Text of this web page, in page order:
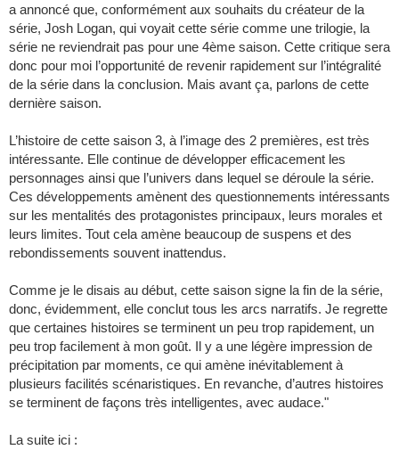
a annoncé que, conformément aux souhaits du créateur de la
série, Josh Logan, qui voyait cette série comme une trilogie, la
série ne reviendrait pas pour une 4ème saison. Cette critique sera
donc pour moi l’opportunité de revenir rapidement sur l’intégralité
de la série dans la conclusion. Mais avant ça, parlons de cette
dernière saison.
L’histoire de cette saison 3, à l’image des 2 premières, est très
intéressante. Elle continue de développer efficacement les
personnages ainsi que l’univers dans lequel se déroule la série.
Ces développements amènent des questionnements intéressants
sur les mentalités des protagonistes principaux, leurs morales et
leurs limites. Tout cela amène beaucoup de suspens et des
rebondissements souvent inattendus.
Comme je le disais au début, cette saison signe la fin de la série,
donc, évidemment, elle conclut tous les arcs narratifs. Je regrette
que certaines histoires se terminent un peu trop rapidement, un
peu trop facilement à mon goût. Il y a une légère impression de
précipitation par moments, ce qui amène inévitablement à
plusieurs facilités scénaristiques. En revanche, d’autres histoires
se terminent de façons très intelligentes, avec audace."
La suite ici :